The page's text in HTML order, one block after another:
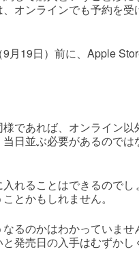
オンラインでも予約を受
9月19日）前に、Apple
であれば、オンライン以
日並ぶ必要があるのでは
れることはできるのでし
とかもしれません。
るのかはわかっていませ
発売日の入手はむずかし